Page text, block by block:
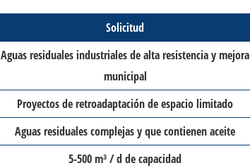
Solicitud
Aguas residuales industriales de alta resistencia y mejora
municipal
Proyectos de retroadaptación de espacio limitado
Aguas residuales complejas y que contienen aceite
5-500 m³ / d de capacidad